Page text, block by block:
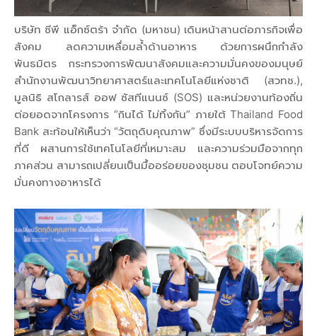
บริษัท ซีพี แอ็กซ์ตร้า จำกัด (มหาชน) เดินหน้าสานต่อภารกิจเพื่อ
สังคม ลดความเหลื่อมล้ำด้านอาหาร ด้วยการผนึกกำลัง
พันธมิตร กระทรวงการพัฒนาสังคมและความมั่นคงของมนุษย์
สำนักงานพัฒนาวิทยาศาสตร์และเทคโนโลยีแห่งชาติ (สวทช.),
มูลนิธิ สโกลารส์ ออฟ ซัสทีแนนซ์ (SOS) และหน่วยงานท้องถิ่น
ต่อยอดจากโครงการ “กินได้ ไม่ทิ้งกัน” ภายใต้ Thailand Food
Bank สะท้อนให้เห็นว่า “วัตถุดิบคุณภาพ” ซึ่งมีระบบบริหารจัดการ
ที่ดี ผสานการใช้เทคโนโลยีที่เหมาะสม และความร่วมมือจากทุก
ภาคส่วน สามารถเปลี่ยนเป็นมื้ออร่อยของชุมชน ตอบโจทย์ความ
มั่นคงทางอาหารได้